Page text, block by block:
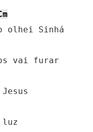
olhei Sinhá
vai furar
luz